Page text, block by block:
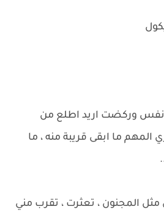
وركضت اريد اطلع من
المهم ما ابقى قريبة منه ، ما
المجنون ، تعثرت ، تقرب مني